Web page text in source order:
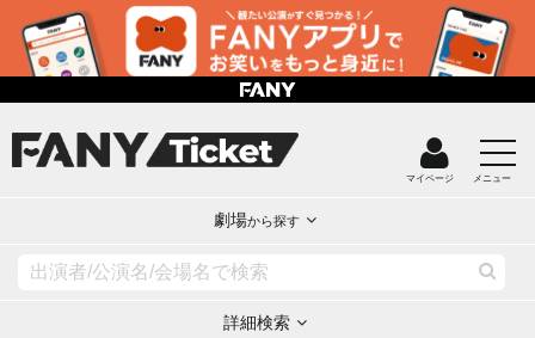
マイページ メニュー
劇場から探す
詳細検索